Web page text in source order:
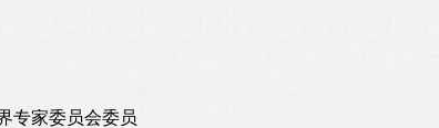
专家委员会委员